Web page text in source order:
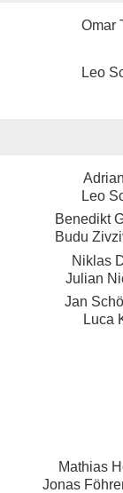
Omar
Leo
Leo
Benedikt
Budu
Niklas
Julian
Jan
Luca
Mathias
Jonas